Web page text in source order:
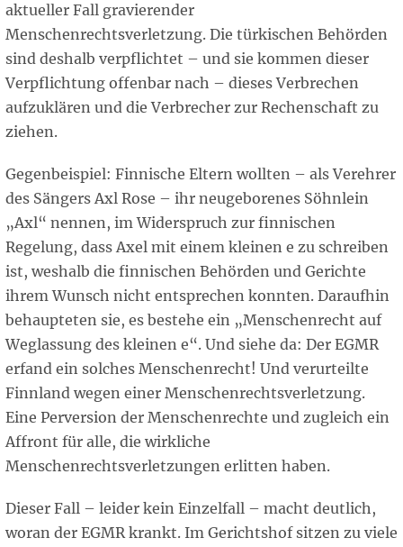
aktueller Fall gravierender
Menschenrechtsverletzung. Die türkischen Behörden
sind deshalb verpflichtet – und sie kommen dieser
Verpflichtung offenbar nach – dieses Verbrechen
aufzuklären und die Verbrecher zur Rechenschaft zu
ziehen.
Gegenbeispiel: Finnische Eltern wollten – als Verehrer
des Sängers Axl Rose – ihr neugeborenes Söhnlein
„Axl“ nennen, im Widerspruch zur finnischen
Regelung, dass Axel mit einem kleinen e zu schreiben
ist, weshalb die finnischen Behörden und Gerichte
ihrem Wunsch nicht entsprechen konnten. Daraufhin
behaupteten sie, es bestehe ein „Menschenrecht auf
Weglassung des kleinen e“. Und siehe da: Der EGMR
erfand ein solches Menschenrecht! Und verurteilte
Finnland wegen einer Menschenrechtsverletzung.
Eine Perversion der Menschenrechte und zugleich ein
Affront für alle, die wirkliche
Menschenrechtsverletzungen erlitten haben.
Dieser Fall – leider kein Einzelfall – macht deutlich,
woran der EGMR krankt. Im Gerichtshof sitzen zu viele